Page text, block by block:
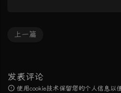
上一篇
发表评论
使用cookie技术保留您的个人信息以